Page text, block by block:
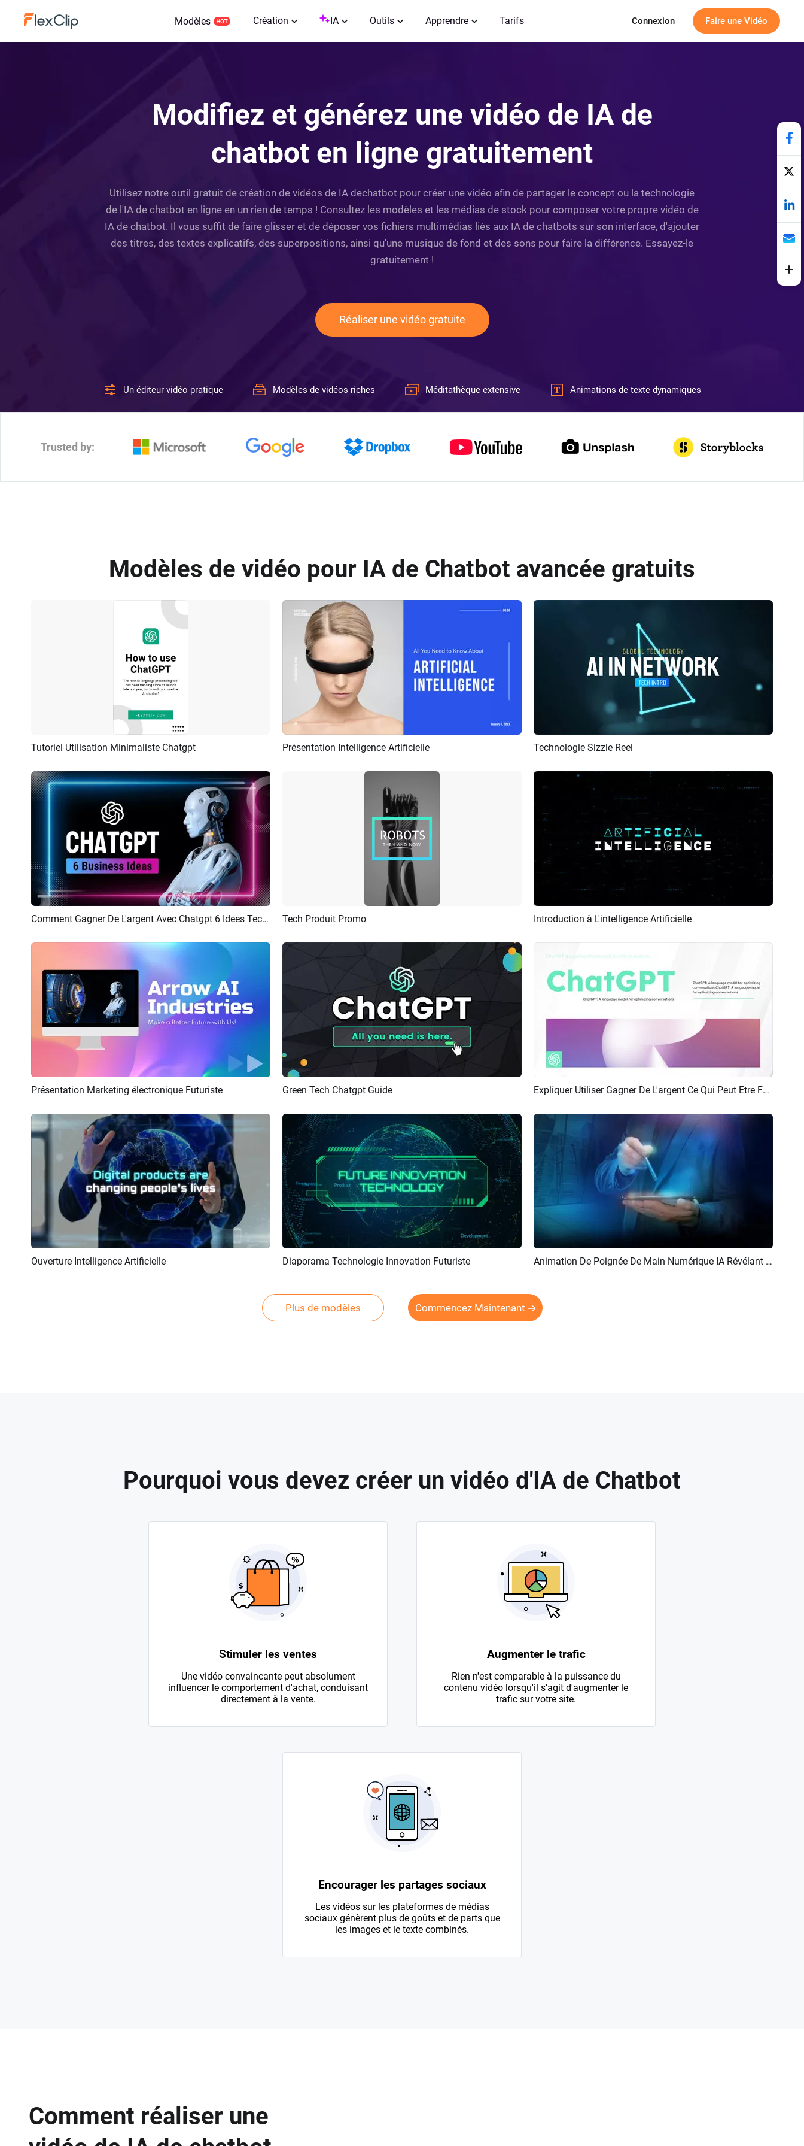
Modèles Création IA Outils Apprendre Tarifs Connexion Faire une Vidéo
Modifiez et générez une vidéo de IA de
chatbot en ligne gratuitement
Utilisez notre outil gratuit de création de vidéos de IA dechatbot pour créer une vidéo afin de partager le concept ou la technologie
de l'IA de chatbot en ligne en un rien de temps ! Consultez les modèles et les médias de stock pour composer votre propre vidéo de
IA de chatbot. Il vous suffit de faire glisser et de déposer vos fichiers multimédias liés aux IA de chatbots sur son interface, d'ajouter
des titres, des textes explicatifs, des superpositions, ainsi qu'une musique de fond et des sons pour faire la différence. Essayez-le
gratuitement !
Réaliser une vidéo gratuite
Un éditeur vidéo pratique Modèles de vidéos riches Méditathèque extensive Animations de texte dynamiques
Trusted by:
Modèles de vidéo pour IA de Chatbot avancée gratuits
Aperçu Créer IA
Tutoriel Utilisation Minimaliste Chatgpt Aperçu Créer IA
Présentation Intelligence Artificielle Aperçu
Technologie Sizzle Reel
Aperçu Créer IA Comment Gagner De L'argent Avec Chatgpt 6 Idees Tech Video Aperçu
Tech Produit Promo Aperçu Créer IA
Introduction à L'intelligence Artificielle
Aperçu Créer IA
Présentation Marketing électronique Futuriste Aperçu
Green Tech Chatgpt Guide Aperçu Créer IA Expliquer Utiliser Gagner De L'argent Ce Qui Peut Etre Fait Chatgpt
Aperçu Créer IA
Ouverture Intelligence Artificielle Aperçu Créer IA
Diaporama Technologie Innovation Futuriste Aperçu Créer IA Animation De Poignée De Main Numérique IA Révélant Le Logo Et L'intro
Plus de modèles Commencez Maintenant
Pourquoi vous devez créer un vidéo d'IA de Chatbot
Stimuler les ventes
Une vidéo convaincante peut absolument
influencer le comportement d'achat, conduisant
directement à la vente.
Augmenter le trafic
Rien n'est comparable à la puissance du
contenu vidéo lorsqu'il s'agit d'augmenter le
trafic sur votre site.
Encourager les partages sociaux
Les vidéos sur les plateformes de médias
sociaux génèrent plus de goûts et de parts que
les images et le texte combinés.
Comment réaliser une